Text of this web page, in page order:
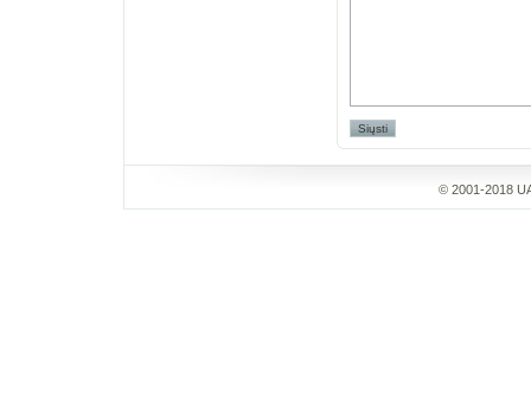
© 2001-2018